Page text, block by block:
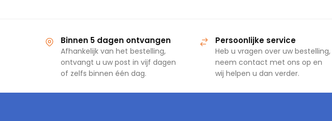
Binnen 5 dagen ontvangen
Afhankelijk van het bestelling,
ontvangt u uw post in vijf dagen
of zelfs binnen één dag.
Persoonlijke service
Heb u vragen over uw bestelling,
neem contact met ons op en
wij helpen u dan verder.